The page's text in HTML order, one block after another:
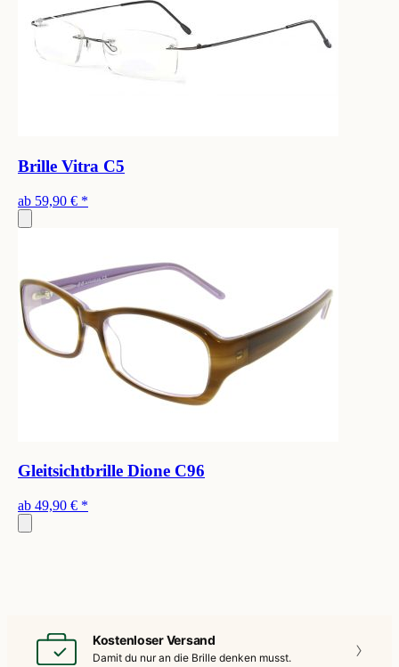
Brille Vitra C5
ab 59,90 € *
Gleitsichtbrille Dione C96
ab 49,90 € *
Kostenloser Versand
Damit du nur an die Brille denken musst.